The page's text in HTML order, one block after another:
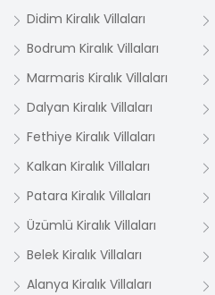
Didim Kiralık Villaları
Bodrum Kiralık Villaları
Marmaris Kiralık Villaları
Dalyan Kiralık Villaları
Fethiye Kiralık Villaları
Kalkan Kiralık Villaları
Patara Kiralık Villaları
Üzümlü Kiralık Villaları
Belek Kiralık Villaları
Alanya Kiralık Villaları